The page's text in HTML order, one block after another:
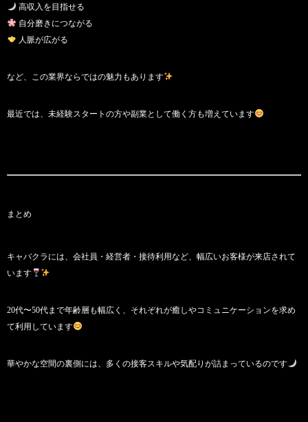
高収入を目指せる
自分磨きにつながる
人脈が広がる
など、この業界ならではの魅力もあります
最近では、未経験スタートの方や副業として働く方も増えています
まとめ
キャバクラには、会社員・経営者・接待利用など、幅広いお客様が来店されて
います
20代〜50代まで年齢層も幅広く、それぞれが癒しやコミュニケーションを求め
て利用しています
華やかな空間の裏側には、多くの接客スキルや気配りが詰まっているのです